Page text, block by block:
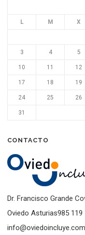
L M X
3 4 5
10 11 12
17 18 19
24 25 26
31
CONTACTO
Dr. Francisco Grande
Oviedo Asturias985 119
info@oviedoincluye.com